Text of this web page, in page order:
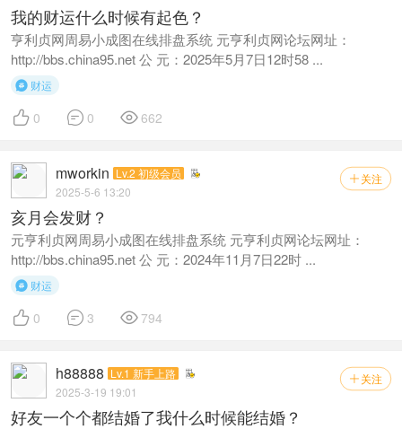
我的财运什么时候有起色？
亨利贞网周易小成图在线排盘系统 元亨利贞网论坛网址：
http://bbs.china95.net 公 元：2025年5月7日12时58 ...
 财运
 0  0  662
 关注
mworkin Lv.2 初级会员
2025-5-6 13:20
亥月会发财？
元亨利贞网周易小成图在线排盘系统 元亨利贞网论坛网址：
http://bbs.china95.net 公 元：2024年11月7日22时 ...
 财运
 0  3  794
 关注
h88888 Lv.1 新手上路
2025-3-19 19:01
好友一个个都结婚了我什么时候能结婚？